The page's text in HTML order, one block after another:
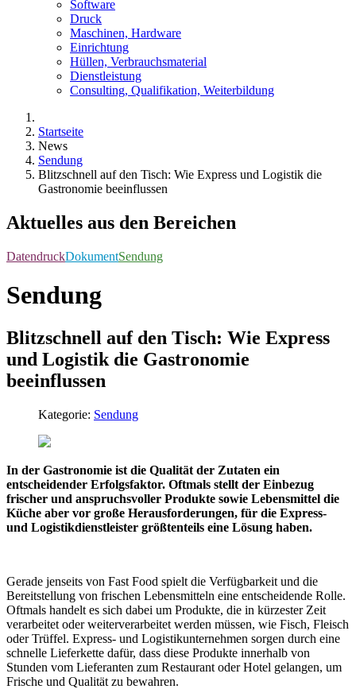
Software
Druck
Maschinen, Hardware
Einrichtung
Hüllen, Verbrauchsmaterial
Dienstleistung
Consulting, Qualifikation, Weiterbildung
Startseite
News
Sendung
Blitzschnell auf den Tisch: Wie Express und Logistik die
Gastronomie beeinflussen
Aktuelles aus den Bereichen
DatendruckDokumentSendung
Sendung
Blitzschnell auf den Tisch: Wie Express
und Logistik die Gastronomie
beeinflussen
Kategorie: Sendung
In der Gastronomie ist die Qualität der Zutaten ein
entscheidender Erfolgsfaktor. Oftmals stellt der Einbezug
frischer und anspruchsvoller Produkte sowie Lebensmittel die
Küche aber vor große Herausforderungen, für die Express-
und Logistikdienstleister größtenteils eine Lösung haben.
Gerade jenseits von Fast Food spielt die Verfügbarkeit und die
Bereitstellung von frischen Lebensmitteln eine entscheidende Rolle.
Oftmals handelt es sich dabei um Produkte, die in kürzester Zeit
verarbeitet oder weiterverarbeitet werden müssen, wie Fisch, Fleisch
oder Trüffel. Express- und Logistikunternehmen sorgen durch eine
schnelle Lieferkette dafür, dass diese Produkte innerhalb von
Stunden vom Lieferanten zum Restaurant oder Hotel gelangen, um
Frische und Qualität zu bewahren.